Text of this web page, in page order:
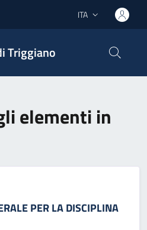
Lingua attiva:
ITA
Triggiano
elementi in
PER LA DISCIPLINA